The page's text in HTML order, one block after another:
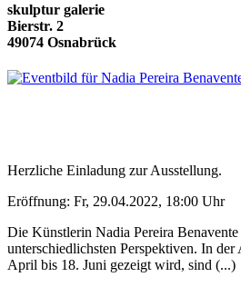
skulptur galerie
Bierstr. 2
49074 Osnabrück
Herzliche Einladung zur Ausstellung.
Eröffnung: Fr, 29.04.2022, 18:00 Uhr
Die Künstlerin Nadia Pereira
unterschiedlichsten Perspektiven. In
April bis 18. Juni gezeigt wird, sind (...)